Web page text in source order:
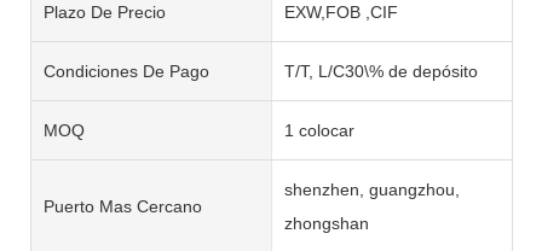
Plazo De Precio EXW,FOB ,CIF
Condiciones De Pago T/T, L/C30\% de depósito
MOQ 1 colocar
Puerto Mas Cercano
shenzhen, guangzhou,
zhongshan